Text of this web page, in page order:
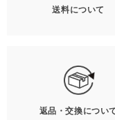
送料について
返品・交換につい